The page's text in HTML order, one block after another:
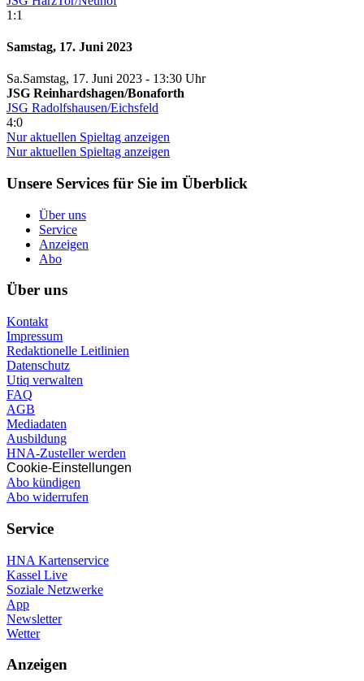
1:1
Samstag, 17. Juni 2023
Sa.Samstag, 17. Juni 2023 - 13:30 Uhr
JSG Reinhardshagen/Bonaforth
JSG Radolfshausen/Eichsfeld
4:0
Nur aktuellen Spieltag anzeigen
Nur aktuellen Spieltag anzeigen
Unsere Services für Sie im Überblick
Über uns
Service
Anzeigen
Abo
Über uns
Kontakt
Impressum
Redaktionelle Leitlinien
Datenschutz
Utiq verwalten
FAQ
AGB
Mediadaten
Ausbildung
HNA-Zusteller werden
Cookie-Einstellungen
Abo kündigen
Abo widerrufen
Service
HNA Kartenservice
Kassel Live
Soziale Netzwerke
App
Newsletter
Wetter
Anzeigen